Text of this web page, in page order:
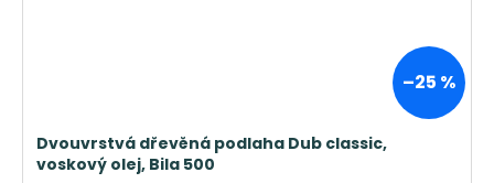
–25 %
Dvouvrstvá dřevěná podlaha Dub classic,
voskový olej, Bila 500